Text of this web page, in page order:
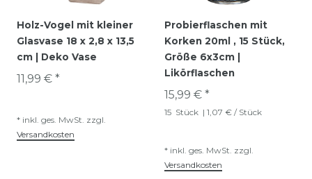
Holz-Vogel mit kleiner
Glasvase 18 x 2,8 x 13,5
cm | Deko Vase
11,99 € *
* inkl. ges. MwSt. zzgl.
Versandkosten
Probierflaschen mit
Korken 20ml , 15 Stück,
Größe 6x3cm |
Likörflaschen
15,99 € *
15 Stück | 1,07 € / Stück
* inkl. ges. MwSt. zzgl.
Versandkosten